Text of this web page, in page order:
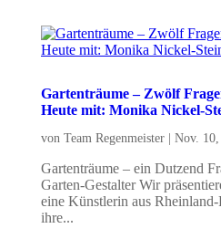
Gartenträume – Zwölf
Heute mit: Monika Nickel-
von Team Regenmeister| Nov.
Gartenträume – ein Dutzend
Garten-Gestalter Wir
eine Künstlerin aus
ihre...